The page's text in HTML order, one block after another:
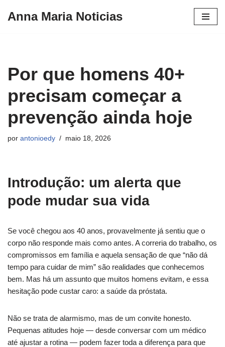
Anna Maria Noticias
Por que homens 40+
precisam começar a
prevenção ainda hoje
por antonioedy maio 18, 2026
Introdução: um alerta que
pode mudar sua vida
Se você chegou aos 40 anos, provavelmente já sentiu que o
corpo não responde mais como antes. A correria do trabalho, os
compromissos em família e aquela sensação de que “não dá
tempo para cuidar de mim” são realidades que conhecemos
bem. Mas há um assunto que muitos homens evitam, e essa
hesitação pode custar caro: a saúde da próstata.
Não se trata de alarmismo, mas de um convite honesto.
Pequenas atitudes hoje — desde conversar com um médico
até ajustar a rotina — podem fazer toda a diferença para que